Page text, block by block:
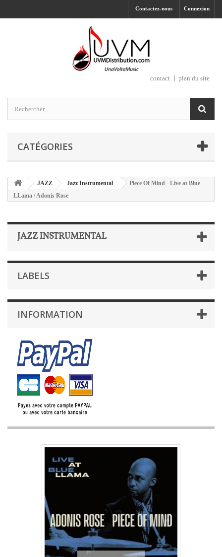
Connexion
Contactez-nous
contact plan du site
CATÉGORIES
JAZZ Jazz Instrumental
Piece Of Mind - Live at Blue
LLama / Adonis Rose
JAZZ INSTRUMENTAL
LABELS
INFORMATION